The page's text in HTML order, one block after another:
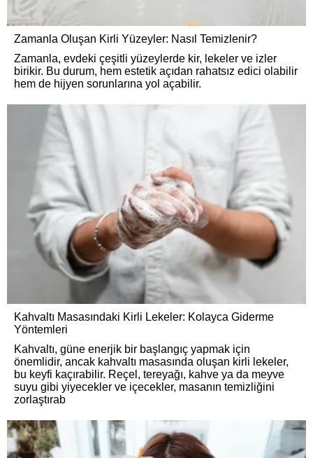
Zamanla Oluşan Kirli Yüzeyler: Nasıl Temizlenir?
Zamanla, evdeki çeşitli yüzeylerde kir, lekeler ve izler
birikir. Bu durum, hem estetik açıdan rahatsız edici olabilir
hem de hijyen sorunlarına yol açabilir.
Kahvaltı Masasındaki Kirli Lekeler: Kolayca Giderme
Yöntemleri
Kahvaltı, güne enerjik bir başlangıç yapmak için
önemlidir, ancak kahvaltı masasında oluşan kirli lekeler,
bu keyfi kaçırabilir. Reçel, tereyağı, kahve ya da meyve
suyu gibi yiyecekler ve içecekler, masanın temizliğini
zorlaştırab